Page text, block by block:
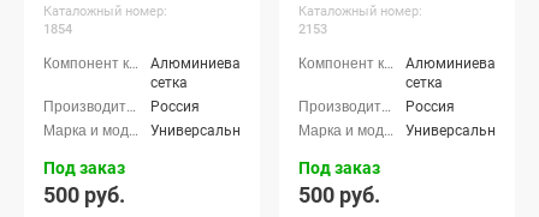
Каталожный номер:
1854
Алюминиевая
сетка
Россия
Универсальные
Под заказ
500 руб.
Каталожный номер:
2153
Алюминиевая
сетка
Россия
Универсальные
Под заказ
500 руб.